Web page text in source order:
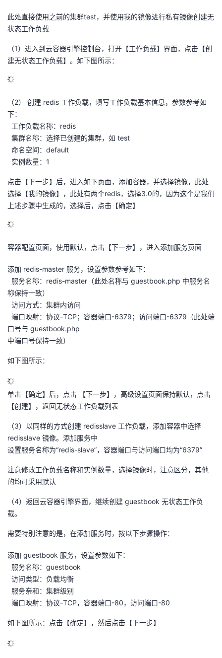
此处直接使用之前的集群test，并使用我的镜像进行私有镜像创建无
状态工作负载
（1）进入到云容器引擎控制台，打开【工作负载】界面，点击【创
建无状态工作负载】。如下图所示：
（2） 创建 redis 工作负载，填写工作负载基本信息，参数参考如
下：
工作负载名称：redis
集群名称：选择已创建的集群，如 test
命名空间：default
实例数量：1
点击【下一步】后，进入如下页面，添加容器，并选择镜像，此处
选择【我的镜像】，此处有两个redis，选择3.0的，因为这个是我们
上述步骤中生成的，选择后，点击【确定】
容器配置页面，使用默认，点击【下一步】，进入添加服务页面
添加 redis-master 服务，设置参数参考如下：
服务名称：redis-master（此处名称与 guestbook.php 中服务名
称保持一致）
访问方式：集群内访问
端口映射：协议-TCP；容器端口-6379；访问端口-6379（此处端
口号与 guestbook.php
中端口号保持一致）
如下图所示：
单击【确定】后，点击 【下一步】，高级设置页面保持默认，点击
【创建】，返回无状态工作负载列表
（3）以同样的方式创建 redisslave 工作负载，添加容器中选择
redisslave 镜像。添加服务中
设置服务名称为“redis-slave”，容器端口与访问端口均为“6379”
注意修改工作负载名称和实例数量，选择镜像时，注意区分，其他
的均可采用默认
（4）返回云容器引擎界面，继续创建 guestbook 无状态工作负
载。
需要特别注意的是，在添加服务时，按以下步骤操作：
添加 guestbook 服务，设置参数如下：
服务名称：guestbook
访问类型：负载均衡
服务亲和：集群级别
端口映射：协议-TCP，容器端口-80，访问端口-80
如下图所示：点击【确定】，然后点击【下一步】